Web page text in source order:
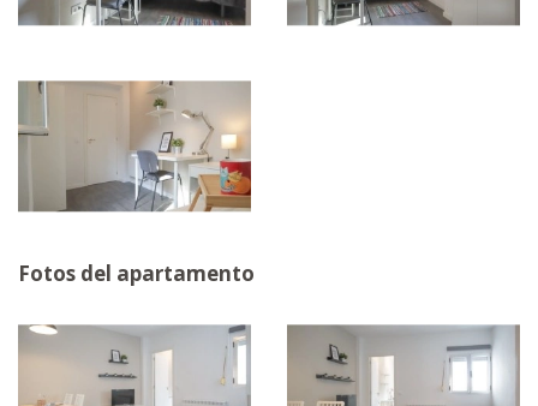
Fotos del apartamento